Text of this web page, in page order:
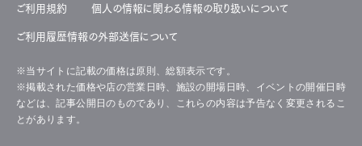
ご利用規約 個人の情報に関わる情報の取り扱いについて
ご利用履歴情報の外部送信について
※当サイトに記載の価格は原則、総額表示です。
※掲載された価格や店の営業日時、施設の開場日時、イベントの開催日時
などは、記事公開日のものであり、これらの内容は予告なく変更されるこ
とがあります。